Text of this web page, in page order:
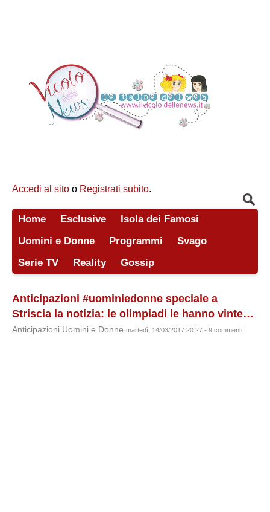
Accedi al sito o Registrati subito.
Home Esclusive
Isola dei Famosi
Uomini e Donne
Programmi
Svago
Serie TV
Reality Gossip
Anticipazioni #uominiedonne speciale a
Striscia la notizia: le olimpiadi le hanno vinte…
Anticipazioni Uomini e Donne martedì, 14/03/2017 20:27 - 9 commenti